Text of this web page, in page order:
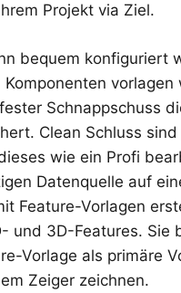
Projekt via Ziel.
bequem konfiguriert
Komponenten
Schnappschuss
Clean Schluss
wie ein Profi
Datenquelle auf
Feature-Vorlagen
und 3D-Features. Sie
Vorlage als primäre
Zeiger zeichnen.